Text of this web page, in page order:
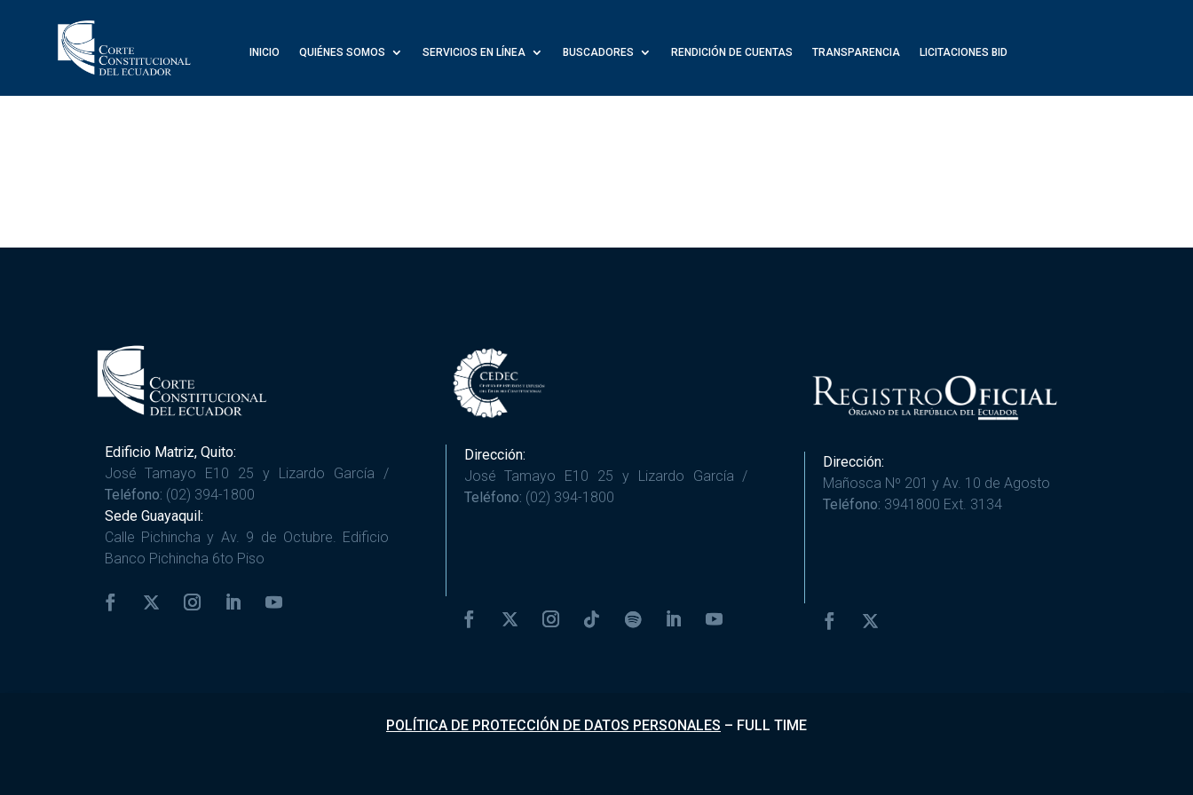
INICIO QUIÉNES SOMOS SERVICIOS EN LÍNEA BUSCADORES RENDICIÓN DE CUENTAS TRANSPARENCIA LICITACIONES BID
Edificio Matriz, Quito:
José Tamayo E10 25 y Lizardo García /
Teléfono: (02) 394-1800
Sede Guayaquil:
Calle Pichincha y Av. 9 de Octubre. Edificio
Banco Pichincha 6to Piso
Dirección:
José Tamayo E10 25 y Lizardo García /
Teléfono: (02) 394-1800
Dirección:
Mañosca Nº 201 y Av. 10 de Agosto
Teléfono: 3941800 Ext. 3134
POLÍTICA DE PROTECCIÓN DE DATOS PERSONALES – FULL TIME